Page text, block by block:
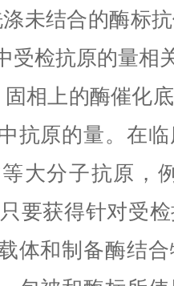
未结合的酶标
受检抗原的量相
相上的酶催化
抗原的量。在
大分子抗原，
要获得针对受
体和制备酶结